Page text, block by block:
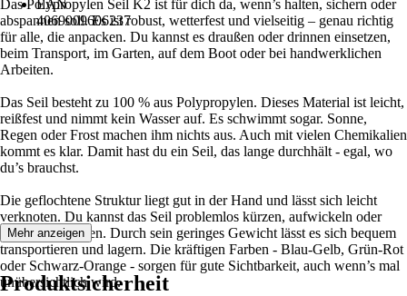
EAN
4069009606237
Das Polypropylen Seil K2 ist für dich da, wenn’s halten, sichern oder
abspannen soll. Es ist robust, wetterfest und vielseitig – genau richtig
für alle, die anpacken. Du kannst es draußen oder drinnen einsetzen,
beim Transport, im Garten, auf dem Boot oder bei handwerklichen
Arbeiten.
Das Seil besteht zu 100 % aus Polypropylen. Dieses Material ist leicht,
reißfest und nimmt kein Wasser auf. Es schwimmt sogar. Sonne,
Regen oder Frost machen ihm nichts aus. Auch mit vielen Chemikalien
kommt es klar. Damit hast du ein Seil, das lange durchhält - egal, wo
du’s brauchst.
Die geflochtene Struktur liegt gut in der Hand und lässt sich leicht
verknoten. Du kannst das Seil problemlos kürzen, aufwickeln oder
wiederverwenden. Durch sein geringes Gewicht lässt es sich bequem
transportieren und lagern. Die kräftigen Farben - Blau-Gelb, Grün-Rot
oder Schwarz-Orange - sorgen für gute Sichtbarkeit, auch wenn’s mal
unübersichtlich wird.
Mehr anzeigen
Produktsicherheit